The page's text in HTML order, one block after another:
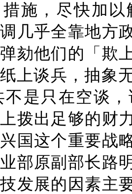
施，尽快加
几乎全靠地方
劾他们的「欺
上谈兵，抽象
不是只在空谈
拨出足够的财
国这个重要战
部原副部长路
发展的因素主